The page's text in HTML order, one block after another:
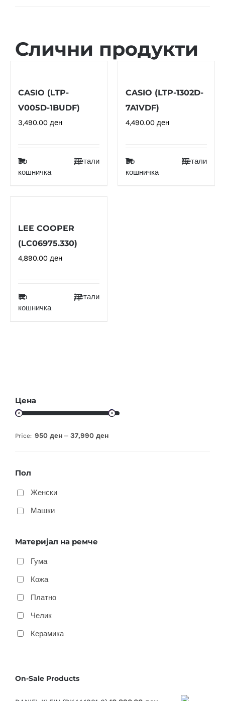
Слични продукти
CASIO (LTP-
V005D-1BUDF)
3,490.00 ден
Во
кошничка
Детали
CASIO (LTP-1302D-
7A1VDF)
4,490.00 ден
Во
кошничка
Детали
LEE COOPER
(LC06975.330)
4,890.00 ден
Во
кошничка
Детали
Цена
Price: 950 ден — 37,990 ден
Пол
Женски
Машки
Материјал на ремче
Гума
Кожа
Платно
Челик
Керамика
On-Sale Products